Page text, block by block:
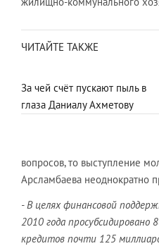
ЧИТАЙТЕ ТАКЖЕ
За чей счёт пускают пыль в
глаза Даниалу Ахметову
вопросов, то выступление
Арсламбаева неоднократно
- В целях финансовой
2010 года
кредитов почти 125